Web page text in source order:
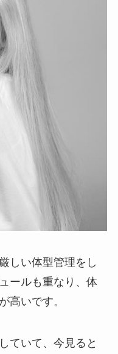
しい体型管理をし
ールも重なり、体
高いです。
ていて、今見ると